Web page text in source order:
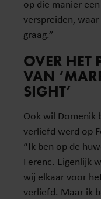
op die manier
verspreiden,
graag.”
OVER HET
VAN
SIGHT’
Ook wil Domenik
verliefd werd op
“Ik ben op de
Ferenc. Eigenlijk
wij elkaar voor
verliefd. Maar ik